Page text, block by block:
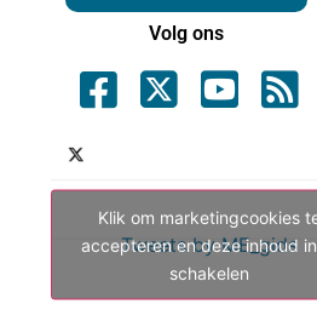
Volg ons
Tweets by ME_gids
Klik om marketingcookies
accepteren en deze inhoud
schakelen